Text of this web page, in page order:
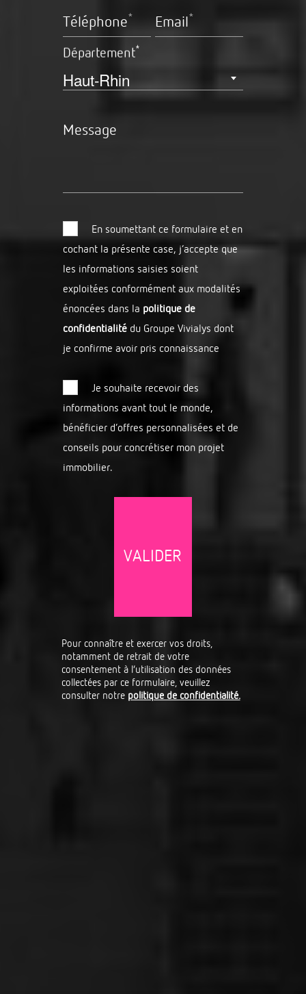
Téléphone* Email *
Département*
Message
En soumettant ce formulaire et en
cochant la présente case, j’accepte que
les informations saisies soient
exploitées conformément aux modalités
énoncées dans la politique de
confidentialité du Groupe Vivialys dont
je confirme avoir pris connaissance
Je souhaite recevoir des
informations avant tout le monde,
bénéficier d’offres personnalisées et de
conseils pour concrétiser mon projet
immobilier.
Pour connaître et exercer vos droits,
notamment de retrait de votre
consentement à l’utilisation des données
collectées par ce formulaire, veuillez
consulter notre politique de confidentialité.